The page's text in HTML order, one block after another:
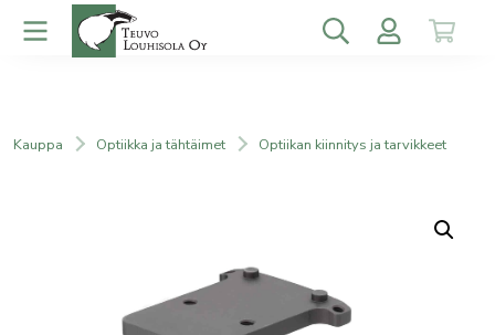
Kauppa Optiikka ja tähtäimet Optiikan kiinnitys ja tarvikkeet